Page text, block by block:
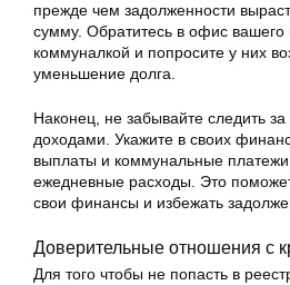
прежде чем задолженности
сумму. Обратитесь в офис вашего
коммуналкой и попросите у них
уменьшение долга.
Наконец, не забывайте следить
доходами. Укажите в своих
выплаты и коммунальные
ежедневные расходы. Это
свои финансы и избежать
Доверительные отношения с
Для того чтобы не попасть в